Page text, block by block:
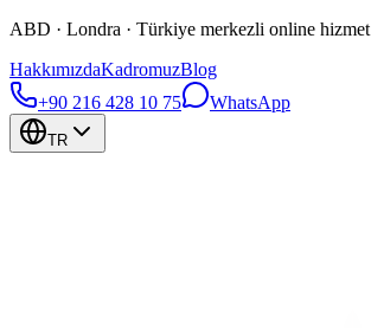
ABD · Londra · Türkiye merkezli online hizmet
HakkımızdaKadromuzBlog
+90 216 428 10 75
WhatsApp
TR